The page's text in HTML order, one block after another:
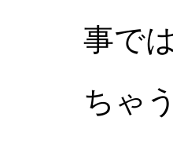
事で
ちゃ